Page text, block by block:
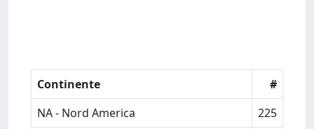
Continente
#
NA - Nord America
225